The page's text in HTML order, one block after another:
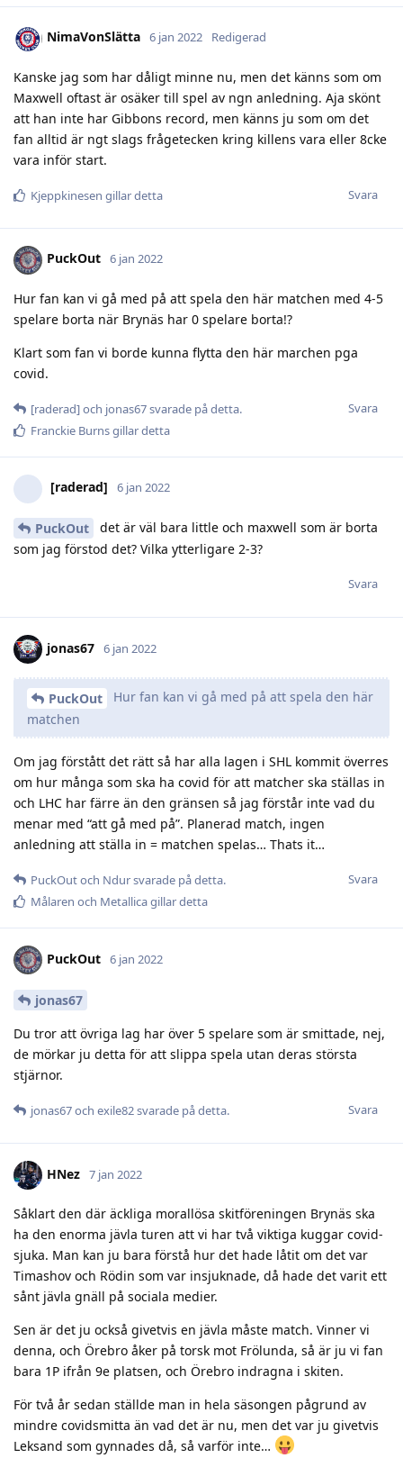
NimaVonSlätta 6 jan 2022 Redigerad
Kanske jag som har dåligt minne nu, men det känns som om
Maxwell oftast är osäker till spel av ngn anledning. Aja skönt
att han inte har Gibbons record, men känns ju som om det
fan alltid är ngt slags frågetecken kring killens vara eller 8cke
vara inför start.
Svara
Kjeppkinesen gillar detta
PuckOut 6 jan 2022
Hur fan kan vi gå med på att spela den här matchen med 4-5
spelare borta när Brynäs har 0 spelare borta!?
Klart som fan vi borde kunna flytta den här marchen pga
covid.
Svara
[raderad]och jonas67svarade på detta.
Franckie Burnsgillar detta
[raderad] 6 jan 2022
PuckOut
det är väl bara little och maxwell som är borta
som jag förstod det? Vilka ytterligare 2-3?
Svara
jonas67 6 jan 2022
PuckOut
Hur fan kan vi gå med på att spela den här
matchen
Om jag förstått det rätt så har alla lagen i SHL kommit överres
om hur många som ska ha covid för att matcher ska ställas in
och LHC har färre än den gränsen så jag förstår inte vad du
menar med “att gå med på”. Planerad match, ingen
anledning att ställa in = matchen spelas… Thats it…
Svara
PuckOutoch Ndursvarade på detta.
Målaren och Metallicagillar detta
PuckOut 6 jan 2022
jonas67
Du tror att övriga lag har över 5 spelare som är smittade, nej,
de mörkar ju detta för att slippa spela utan deras största
stjärnor.
Svara
jonas67och exile82svarade på detta.
HNez 7 jan 2022
Såklart den där äckliga morallösa skitföreningen Brynäs ska
ha den enorma jävla turen att vi har två viktiga kuggar covid-
sjuka. Man kan ju bara förstå hur det hade låtit om det var
Timashov och Rödin som var insjuknade, då hade det varit ett
sånt jävla gnäll på sociala medier.
Sen är det ju också givetvis en jävla måste match. Vinner vi
denna, och Örebro åker på torsk mot Frölunda, så är ju vi fan
bara 1P ifrån 9e platsen, och Örebro indragna i skiten.
För två år sedan ställde man in hela säsongen pågrund av
mindre covidsmitta än vad det är nu, men det var ju givetvis
Leksand som gynnades då, så varför inte…